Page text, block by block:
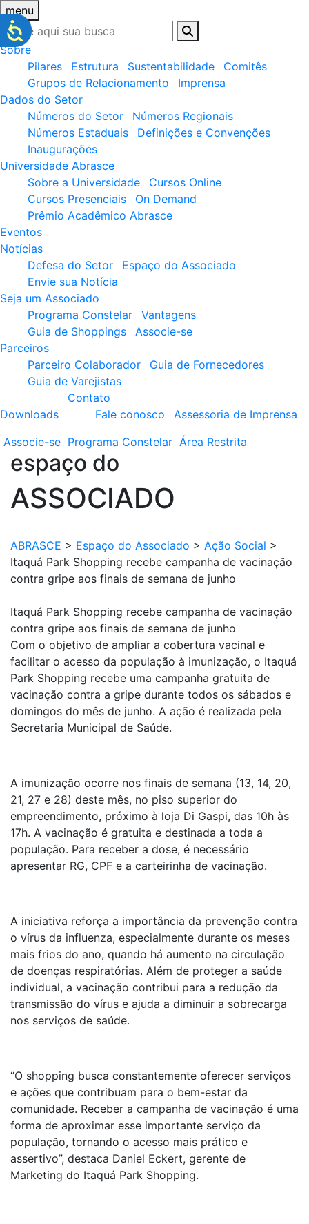
menu
Sobre
Pilares
Estrutura Sustentabilidade
Comitês
Grupos de Relacionamento
Imprensa
Dados do Setor
Números do Setor
Números Regionais
Números Estaduais
Definições e Convenções
Inaugurações
Universidade Abrasce
Sobre a Universidade
Cursos Online
Cursos Presenciais
On Demand
Prêmio Acadêmico Abrasce
Eventos
Notícias
Defesa do Setor
Espaço do Associado
Envie sua Notícia
Seja um Associado
Programa Constelar
Vantagens
Guia de Shoppings
Associe-se
Parceiros
Parceiro Colaborador
Guia de Fornecedores
Guia de Varejistas
Downloads
Contato
Fale conosco
Assessoria de Imprensa
Associe-se Programa Constelar Área Restrita
espaço do
ASSOCIADO
ABRASCE > Espaço do Associado > Ação Social >
Itaquá Park Shopping recebe campanha de vacinação
contra gripe aos finais de semana de junho
Itaquá Park Shopping recebe campanha de vacinação
contra gripe aos finais de semana de junho
Com o objetivo de ampliar a cobertura vacinal e
facilitar o acesso da população à imunização, o Itaquá
Park Shopping recebe uma campanha gratuita de
vacinação contra a gripe durante todos os sábados e
domingos do mês de junho. A ação é realizada pela
Secretaria Municipal de Saúde.
A imunização ocorre nos finais de semana (13, 14, 20,
21, 27 e 28) deste mês, no piso superior do
empreendimento, próximo à loja Di Gaspi, das 10h às
17h. A vacinação é gratuita e destinada a toda a
população. Para receber a dose, é necessário
apresentar RG, CPF e a carteirinha de vacinação.
A iniciativa reforça a importância da prevenção contra
o vírus da influenza, especialmente durante os meses
mais frios do ano, quando há aumento na circulação
de doenças respiratórias. Além de proteger a saúde
individual, a vacinação contribui para a redução da
transmissão do vírus e ajuda a diminuir a sobrecarga
nos serviços de saúde.
“O shopping busca constantemente oferecer serviços
e ações que contribuam para o bem-estar da
comunidade. Receber a campanha de vacinação é uma
forma de aproximar esse importante serviço da
população, tornando o acesso mais prático e
assertivo”, destaca Daniel Eckert, gerente de
Marketing do Itaquá Park Shopping.